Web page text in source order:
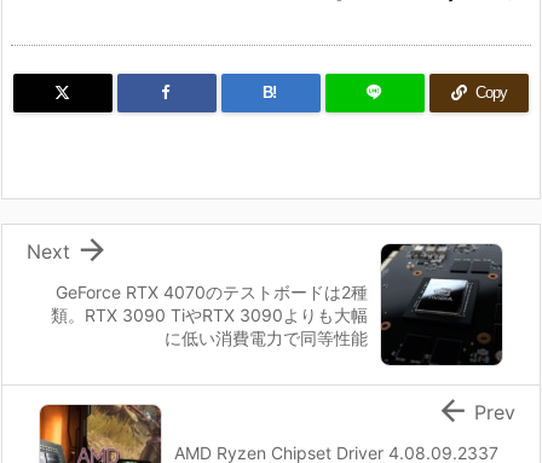
B! Copy
GeForce RTX 4070のテストボードは2種
類。RTX 3090 TiやRTX 3090よりも大幅
に低い消費電力で同等性能

Next
AMD Ryzen Chipset Driver 4.08.09.2337
 Prev